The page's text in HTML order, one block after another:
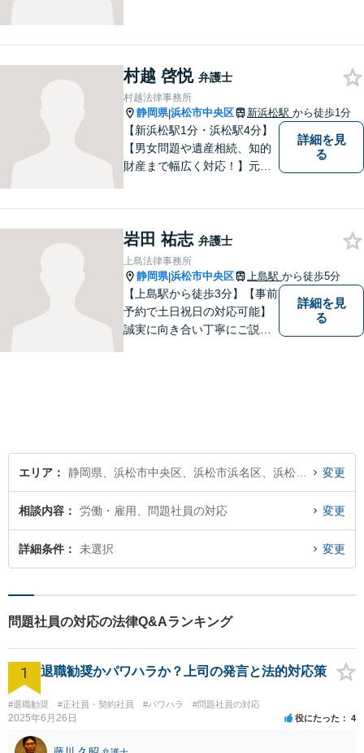
村越 啓悦 弁護士
村越法律事務所
静岡県|浜松市中央区 新浜松駅 から徒歩1分
【新浜松駅1分・浜松駅4分】
【男女問題や遺産相続、知的
財産まで幅広く対応！】元裁
様との信頼関係を第一に、事
件解決を推敲してまいりま
す。
詳細を見
る
岩田 祐志 弁護士
上島法律事務所
静岡県|浜松市中央区 上島駅 から徒歩5分
【上島駅から徒歩3分】【事前
予約で土日祝日の対応可能】
誠実に向き合い丁寧にご説明
詳細を見
る
エリア 変更
相談内容 労働・雇用、問題社員の対応 変更
詳細条件 未選択 変更
問題社員の対応の法律Q&Aランキング
1 退職勧奨かパワハラか？上司の発言と法的対応策
#退職勧奨 #正社員・契約社員 #パワハラ #問題社員の対応
2025年6月26日 役にたった 4